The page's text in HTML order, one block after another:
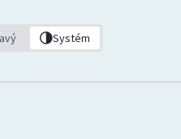
Systém